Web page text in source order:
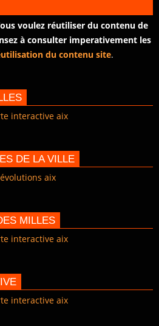
voulez réutiliser du contenu de
à consulter imperativement les
du contenu site.
DE LA VILLE
MILLES